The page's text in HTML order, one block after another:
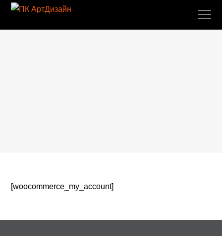
[woocommerce_my_account]